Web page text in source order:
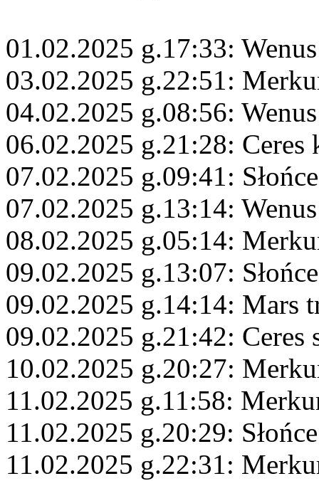
01.02.2025 g.17:33:
03.02.2025 g.22:51:
04.02.2025 g.08:56:
06.02.2025 g.21:28: Ceres
07.02.2025 g.09:41:
07.02.2025 g.13:14:
08.02.2025 g.05:14:
09.02.2025 g.13:07:
09.02.2025 g.14:14: Mars
09.02.2025 g.21:42: Ceres
10.02.2025 g.20:27:
11.02.2025 g.11:58:
11.02.2025 g.20:29:
11.02.2025 g.22:31: